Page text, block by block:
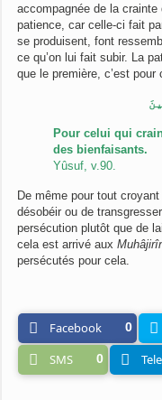
accompagnée de la crainte
patience, car celle-ci fait
se produisent, font
ce qu’on lui fait subir. La
que le première, c’est
Pour celui qui
des bienfaisants.
Yûsuf, v.90.
De même pour tout
désobéir ou de
persécution plutôt que de
cela est arrivé aux
persécutés pour cela.
Facebook 0
SMS 0